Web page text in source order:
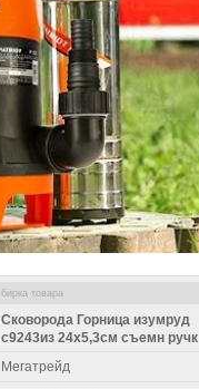
Сковорода Горница изумруд
с9243из 24х5,3см съемн ручк
Мегатрейд